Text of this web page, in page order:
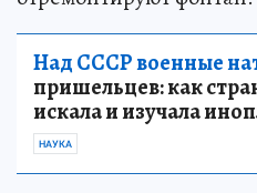
Над СССР военные
пришельцев: как
искала и изучала
НАУКА